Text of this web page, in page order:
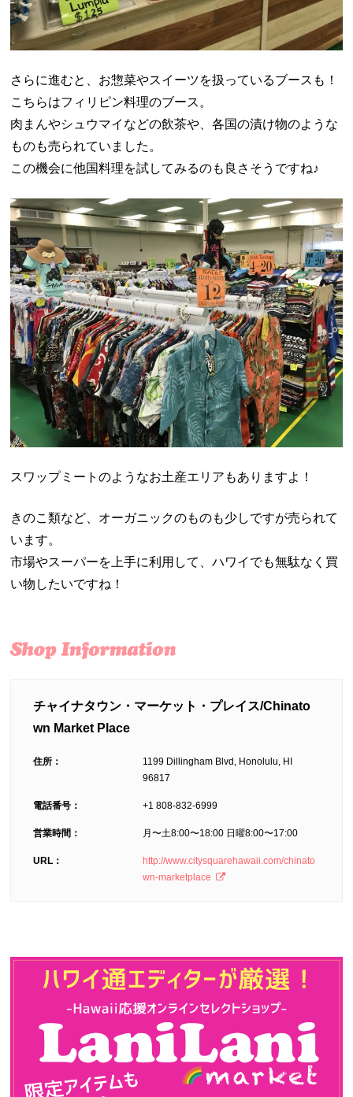
さらに進むと、お惣菜やスイーツを扱っているブースも！
こちらはフィリピン料理のブース。
肉まんやシュウマイなどの飲茶や、各国の漬け物のような
ものも売られていました。
この機会に他国料理を試してみるのも良さそうですね♪
スワップミートのようなお土産エリアもありますよ！
きのこ類など、オーガニックのものも少しですが売られて
います。
市場やスーパーを上手に利用して、ハワイでも無駄なく買
い物したいですね！
チャイナタウン・マーケット・プレイス/Chinato
wn Market Place
住所：
1199 Dillingham Blvd, Honolulu, HI
96817
電話番号： +1 808-832-6999
営業時間： 月〜土8:00〜18:00 日曜8:00〜17:00
URL：
http://www.citysquarehawaii.com/chinato
wn-marketplace